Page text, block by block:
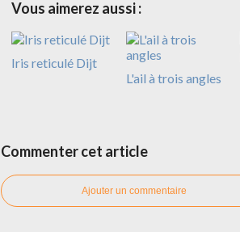
Vous aimerez aussi :
Iris reticulé Dijt
L'ail à trois angles
Commenter cet article
Ajouter un commentaire